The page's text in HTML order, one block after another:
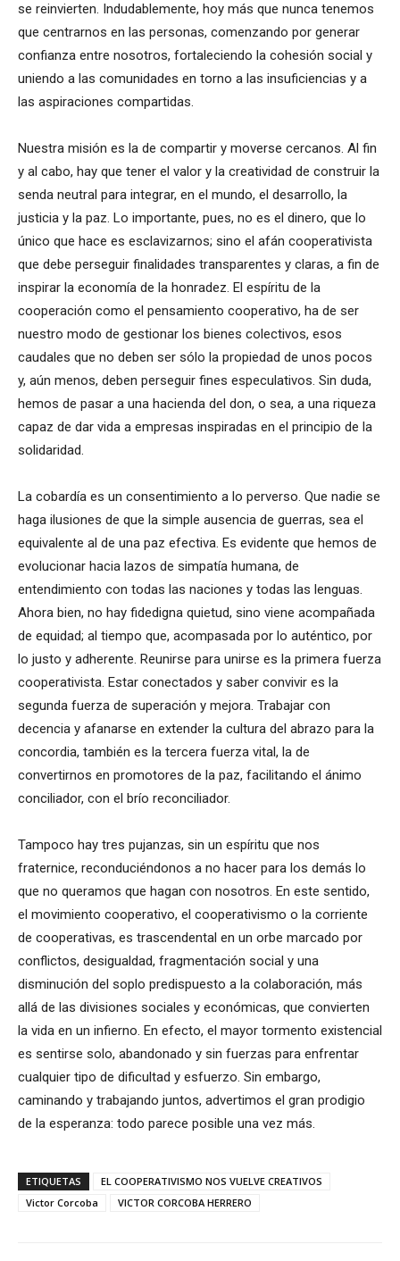
se reinvierten. Indudablemente, hoy más que nunca tenemos
que centrarnos en las personas, comenzando por generar
confianza entre nosotros, fortaleciendo la cohesión social y
uniendo a las comunidades en torno a las insuficiencias y a
las aspiraciones compartidas.
Nuestra misión es la de compartir y moverse cercanos. Al fin
y al cabo, hay que tener el valor y la creatividad de construir la
senda neutral para integrar, en el mundo, el desarrollo, la
justicia y la paz. Lo importante, pues, no es el dinero, que lo
único que hace es esclavizarnos; sino el afán cooperativista
que debe perseguir finalidades transparentes y claras, a fin de
inspirar la economía de la honradez. El espíritu de la
cooperación como el pensamiento cooperativo, ha de ser
nuestro modo de gestionar los bienes colectivos, esos
caudales que no deben ser sólo la propiedad de unos pocos
y, aún menos, deben perseguir fines especulativos. Sin duda,
hemos de pasar a una hacienda del don, o sea, a una riqueza
capaz de dar vida a empresas inspiradas en el principio de la
solidaridad.
La cobardía es un consentimiento a lo perverso. Que nadie se
haga ilusiones de que la simple ausencia de guerras, sea el
equivalente al de una paz efectiva. Es evidente que hemos de
evolucionar hacia lazos de simpatía humana, de
entendimiento con todas las naciones y todas las lenguas.
Ahora bien, no hay fidedigna quietud, sino viene acompañada
de equidad; al tiempo que, acompasada por lo auténtico, por
lo justo y adherente. Reunirse para unirse es la primera fuerza
cooperativista. Estar conectados y saber convivir es la
segunda fuerza de superación y mejora. Trabajar con
decencia y afanarse en extender la cultura del abrazo para la
concordia, también es la tercera fuerza vital, la de
convertirnos en promotores de la paz, facilitando el ánimo
conciliador, con el brío reconciliador.
Tampoco hay tres pujanzas, sin un espíritu que nos
fraternice, reconduciéndonos a no hacer para los demás lo
que no queramos que hagan con nosotros. En este sentido,
el movimiento cooperativo, el cooperativismo o la corriente
de cooperativas, es trascendental en un orbe marcado por
conflictos, desigualdad, fragmentación social y una
disminución del soplo predispuesto a la colaboración, más
allá de las divisiones sociales y económicas, que convierten
la vida en un infierno. En efecto, el mayor tormento existencial
es sentirse solo, abandonado y sin fuerzas para enfrentar
cualquier tipo de dificultad y esfuerzo. Sin embargo,
caminando y trabajando juntos, advertimos el gran prodigio
de la esperanza: todo parece posible una vez más.
ETIQUETAS
EL COOPERATIVISMO NOS VUELVE CREATIVOS
Victor Corcoba
VICTOR CORCOBA HERRERO